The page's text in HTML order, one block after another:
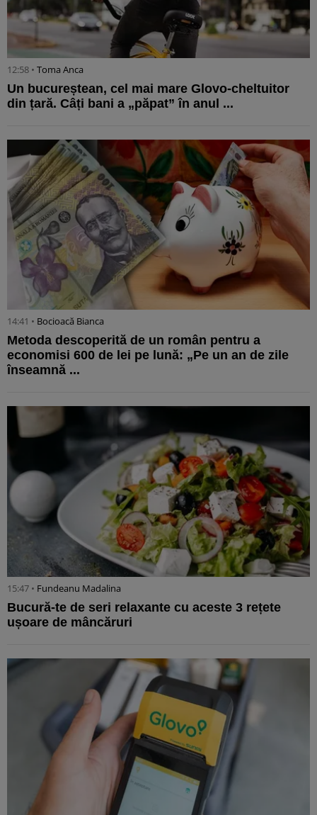
12:58 • Toma Anca
Un bucureștean, cel mai mare Glovo-cheltuitor
din țară. Câți bani a „păpat” în anul ...
14:41 • Bocioacă Bianca
Metoda descoperită de un român pentru a
economisi 600 de lei pe lună: „Pe un an de zile
înseamnă ...
15:47 • Fundeanu Madalina
Bucură-te de seri relaxante cu aceste 3 rețete
ușoare de mâncăruri